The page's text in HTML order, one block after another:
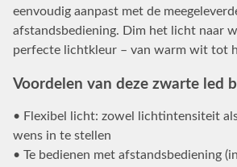
eenvoudig aanpast met de
afstandsbediening. Dim het licht naar
perfecte lichtkleur – van warm wit tot
Voordelen van deze zwarte led
• Flexibel licht: zowel lichtintensiteit
wens in te stellen
• Te bedienen met afstandsbediening